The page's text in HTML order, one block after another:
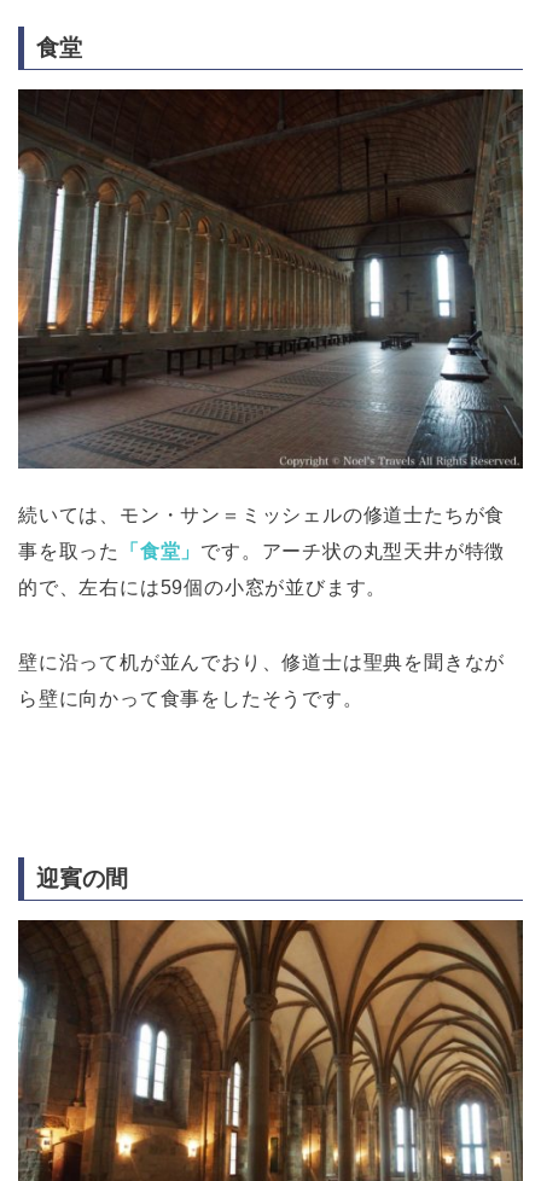
食堂
続いては、モン・サン＝ミッシェルの修道士たちが食
事を取った
「食堂」 です。アーチ状の丸型天井が特徴
的で、左右には59個の小窓が並びます。
壁に沿って机が並んでおり、修道士は聖典を聞きなが
ら壁に向かって食事をしたそうです。
迎賓の間